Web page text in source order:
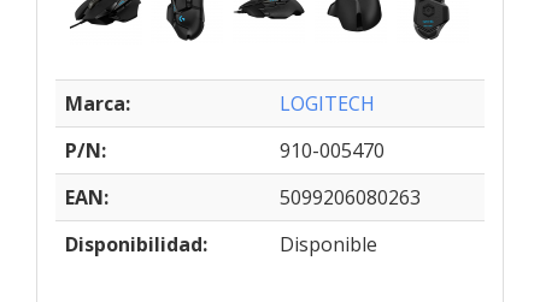
Marca:
LOGITECH
P/N:
910-005470
EAN:
5099206080263
Disponibilidad:
Disponible